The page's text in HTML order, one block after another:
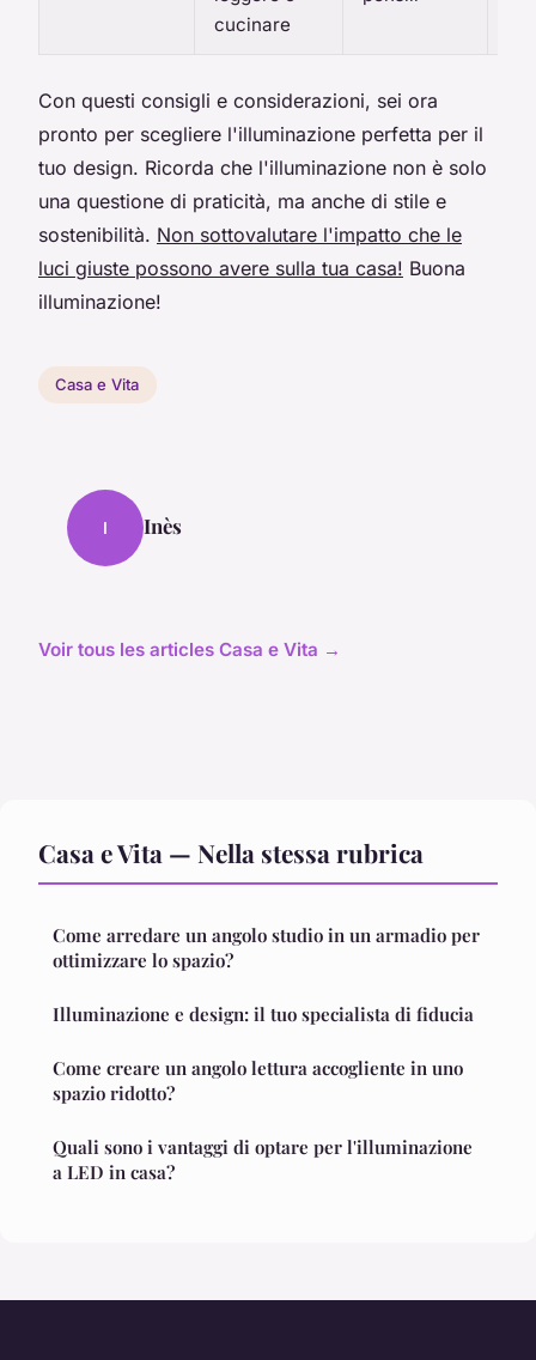
cucinare
Con questi consigli e considerazioni, sei ora
pronto per scegliere l'illuminazione perfetta per il
tuo design. Ricorda che l'illuminazione non è solo
una questione di praticità, ma anche di stile e
sostenibilità. Non sottovalutare l'impatto che le
luci giuste possono avere sulla tua casa! Buona
illuminazione!
Casa e Vita
I Inès
Voir tous les articles Casa e Vita →
Casa e Vita — Nella stessa rubrica
Come arredare un angolo studio in un armadio per
ottimizzare lo spazio?
Illuminazione e design: il tuo specialista di fiducia
Come creare un angolo lettura accogliente in uno
spazio ridotto?
Quali sono i vantaggi di optare per l'illuminazione
a LED in casa?